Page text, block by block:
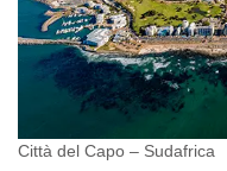
Città del Capo – Sudafrica